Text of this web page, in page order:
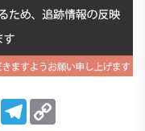
LinkedInTelegram